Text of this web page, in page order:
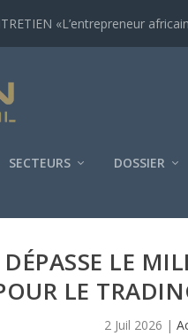
«L’entrepreneur
SECTEURS DOSSIER
LE
LE
2 Juil 2026 |